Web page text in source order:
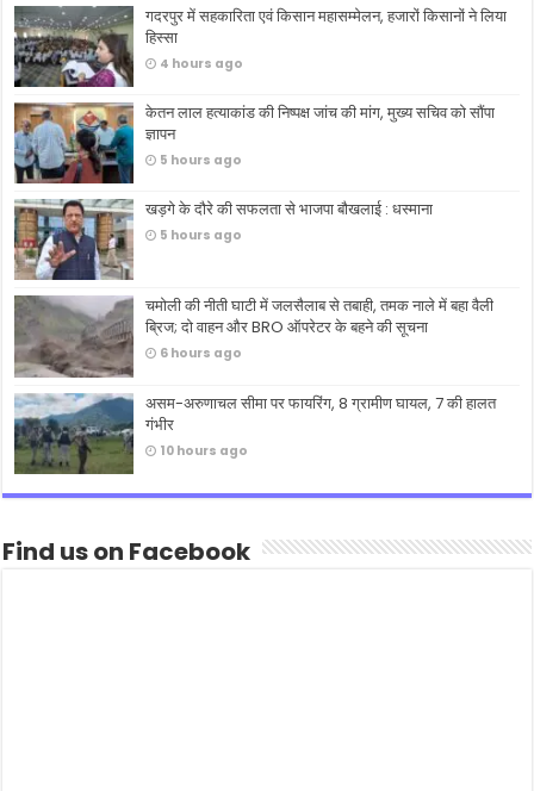
गदरपुर में सहकारिता एवं किसान महासम्मेलन, हजारों किसानों ने लिया
हिस्सा
4 hours ago
केतन लाल हत्याकांड की निष्पक्ष जांच की मांग, मुख्य सचिव को सौंपा
ज्ञापन
5 hours ago
खड़गे के दौरे की सफलता से भाजपा बौखलाई : धस्माना
5 hours ago
चमोली की नीती घाटी में जलसैलाब से तबाही, तमक नाले में बहा वैली
ब्रिज; दो वाहन और BRO ऑपरेटर के बहने की सूचना
6 hours ago
असम-अरुणाचल सीमा पर फायरिंग, 8 ग्रामीण घायल, 7 की हालत
गंभीर
10 hours ago
Find us on Facebook